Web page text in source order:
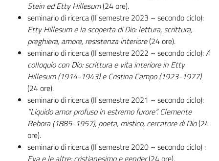
Stein ed Etty Hillesum(24 ore).
seminario di ricerca (II semestre 2023 – secondo ciclo):
Etty Hillesum e la scoperta di Dio: lettura, scrittura,
preghiera, amore, resistenza interiore(24 ore).
seminario di ricerca (II semestre 2022 – secondo ciclo):A
colloquio con Dio: scrittura e vita interiore in Etty
Hillesum (1914-1943) e Cristina Campo (1923-1977)
(24 ore).
seminario di ricerca (II semestre 2021 – secondo ciclo):
“Liquido amor profuso in estremo furore”. Clemente
Rebora (1885-1957), poeta, mistico, cercatore di Dio(24
ore).
seminario di ricerca (II semestre 2020 – secondo ciclo) :
Eva e le altre: cristianesimo e gender(24 ore).